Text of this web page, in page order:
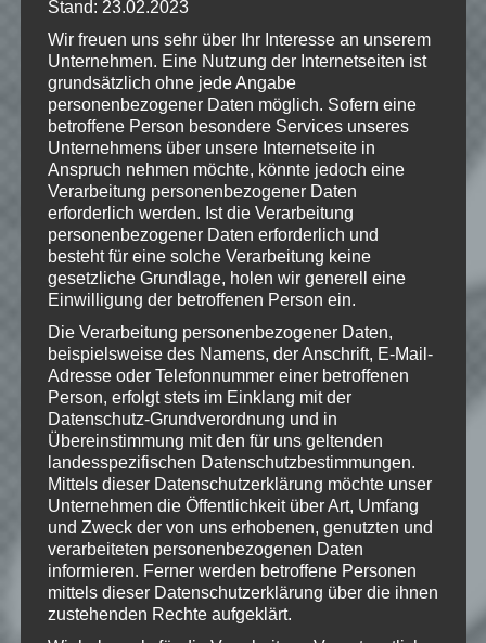
© 2015 Bethesda Softworks LLC, ein
ZeniMax-Media-Unternehmen. Bethesda,
Bethesda Softworks, Bethesda Game
Studios, ZeniMax und die dazugehörigen
Logos sind Marken oder eingetragene
Marken von ZeniMax Media Inc. in den
USA und/oder anderen Ländern. Alle
übrigen Marken und Handelsnamen sind
Eigentum ihrer jeweiligen Rechteinhaber.
Alle Rechte vorbehalten.
Wie gefällt dir dieser Beitrag?
Klicke hier und lasse
eine Bewertung da!
Schreibe einen Kommentar
Deine E-Mail-Adresse wird nicht
veröffentlicht. Erforderliche Felder
sind mit*markiert
Kommentar*
Stand: 23.02.2023
Wir freuen uns sehr über Ihr Interesse an unserem
Unternehmen. Eine Nutzung der Internetseiten ist
grundsätzlich ohne jede Angabe
personenbezogener Daten möglich. Sofern eine
betroffene Person besondere Services unseres
Unternehmens über unsere Internetseite in
Anspruch nehmen möchte, könnte jedoch eine
Verarbeitung personenbezogener Daten
erforderlich werden. Ist die Verarbeitung
personenbezogener Daten erforderlich und
besteht für eine solche Verarbeitung keine
gesetzliche Grundlage, holen wir generell eine
Einwilligung der betroffenen Person ein.
Die Verarbeitung personenbezogener Daten,
beispielsweise des Namens, der Anschrift, E-Mail-
Adresse oder Telefonnummer einer betroffenen
Person, erfolgt stets im Einklang mit der
Datenschutz-Grundverordnung und in
Übereinstimmung mit den für uns geltenden
landesspezifischen Datenschutzbestimmungen.
Mittels dieser Datenschutzerklärung möchte unser
Unternehmen die Öffentlichkeit über Art, Umfang
und Zweck der von uns erhobenen, genutzten und
verarbeiteten personenbezogenen Daten
informieren. Ferner werden betroffene Personen
mittels dieser Datenschutzerklärung über die ihnen
zustehenden Rechte aufgeklärt.